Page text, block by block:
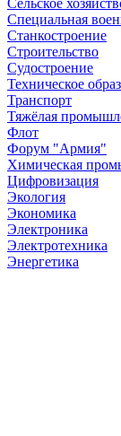
Специальная
Станкостроение
Строительство
Судостроение
Техническое
Транспорт
Тяжёлая
Флот
Форум "Армия"
Химическая
Цифровизация
Экология
Экономика
Электроника
Электротехника
Энергетика